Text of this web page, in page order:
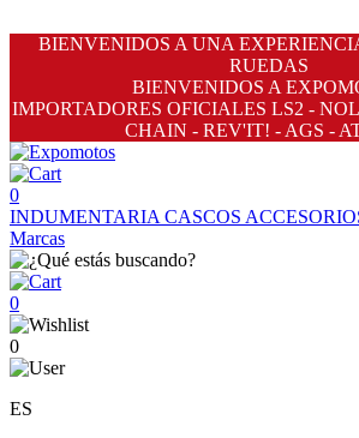
BIENVENIDOS A UNA
RUEDAS
BIENVENIDOS A
IMPORTADORES OFICIALES LS2 -
CHAIN - REV'IT! - AGS -
0
INDUMENTARIA CASCOS
Marcas
0
0
ES